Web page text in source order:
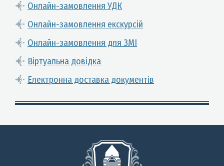
Онлайн-замовлення УДК
Онлайн-замовлення екскурсій
Онлайн-замовлення для ЗМІ
Віртуальна довідка
Електронна доставка документів